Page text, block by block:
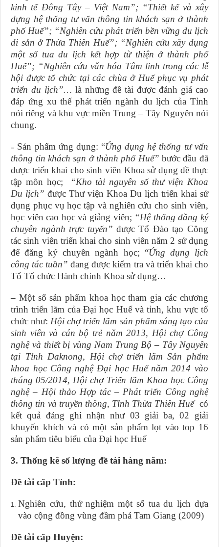
kinh tế Đông Tây – Việt Nam”; “Thiết kế và xây
dựng hệ thống tư vấn thông tin khách sạn ở thành
phố Huế”; “Nghiên cứu phát triển bền vững du lịch
di sản ở Thừa Thiên Huế”; “Nghiên cứu xây dụng
một số tua du lịch kết hợp từ thiện ở thành phố
Huế”; “Nghiên cứu văn hóa Tâm linh trong các lễ
hội được tổ chức tại các chùa ở Huế phục vụ phát
triển du lịch”… là những đề tài được đánh giá cao
đáp ứng xu thế phát triển ngành du lịch của Tỉnh
nói riêng và khu vực miền Trung – Tây Nguyên nói
chung.
– Sản phẩm ứng dụng: “Ứng dụng hệ thống tư vấn
thông tin khách sạn ở thành phố Huế”bước đầu đã
được triển khai cho sinh viên Khoa sử dụng đề thực
tập môn học;
“Kho tài nguyên số thư viện Khoa
Du lịch” được Thư viện Khoa Du lịch triển khai sử
dụng phục vụ học tập và nghiên cứu cho sinh viên,
học viên cao học và giảng viên; “Hệ thống đăng ký
chuyên ngành trực tuyến” được Tổ Đào tạo Công
tác sinh viên triển khai cho sinh viên năm 2 sử dụng
để đăng ký chuyên ngành học; “Ứng dụng lịch
công tác tuần” đang được kiểm tra và triển khai cho
Tổ Tổ chức Hành chính Khoa sử dụng…
– Một số sản phẩm khoa học tham gia các chương
trình triển lãm của Đại học Huế và tỉnh, khu vực tổ
chức như: Hội chợ triển lãm sản phẩm sáng tạo của
sinh viên và cán bộ trẻ năm 2013, Hội chợ Công
nghệ và thiết bị vùng Nam Trung Bộ – Tây Nguyên
tại Tỉnh Daknong, Hội chợ triển lãm Sản phẩm
khoa học Công nghệ Đại học Huế năm 2014 vào
tháng 05/2014, Hội chợ Triển lãm Khoa học Công
nghệ – Hội thảo Hợp tác – Phát triển Công nghệ
thông tin và truyền thông, Tỉnh Thừa Thiên Huế có
kết quả đáng ghi nhận như 03 giải ba, 02 giải
khuyến khích và có một sản phẩm lọt vào top 16
sản phẩm tiêu biểu của Đại học Huế
3. Thống kê số lượng đề tài hàng năm:
Đề tài cấpTỉnh:
Nghiên cứu, thử nghiệm một số tua du lịch dựa
vào cộng đồng vùng đầm phá Tam Giang (2009)
Đề tài cấp Huyện: